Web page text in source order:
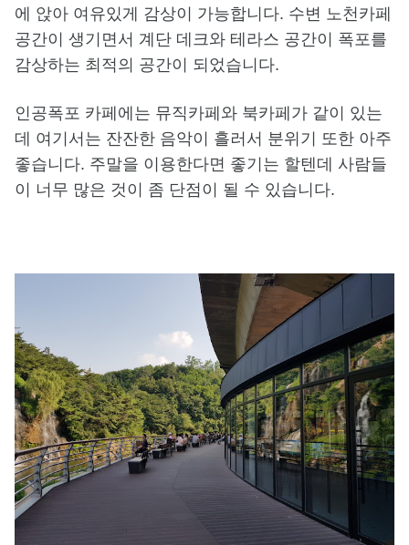
에 앉아 여유있게 감상이 가능합니다. 수변 노천카페
공간이 생기면서 계단 데크와 테라스 공간이 폭포를
감상하는 최적의 공간이 되었습니다.
인공폭포 카페에는 뮤직카페와 북카페가 같이 있는
데 여기서는 잔잔한 음악이 흘러서 분위기 또한 아주
좋습니다. 주말을 이용한다면 좋기는 할텐데 사람들
이 너무 많은 것이 좀 단점이 될 수 있습니다.